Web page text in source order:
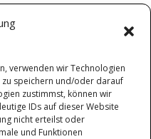
verwenden wir Technologien
speichern und/oder darauf
zustimmst, können wir
IDs auf dieser Website
nicht erteilst oder
und Funktionen